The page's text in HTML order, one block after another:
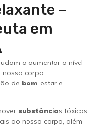
–
em
a aumentar o nível
nosso corpo
de bem-estar e
substâncias tóxicas
ao nosso corpo, além